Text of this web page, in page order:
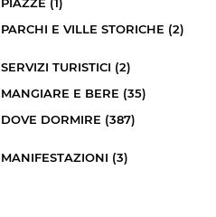
PIAZZE (1)
PARCHI E VILLE STORICHE (2)
SERVIZI TURISTICI (2)
MANGIARE E BERE (35)
DOVE DORMIRE (387)
MANIFESTAZIONI (3)